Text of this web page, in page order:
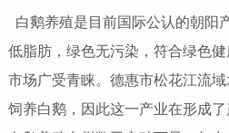
白鹅养殖是目前国际公认的朝阳
低脂肪，绿色无污染，符合绿色
市场广受青睐。德惠市松花江流
饲养白鹅，因此这一产业在形成